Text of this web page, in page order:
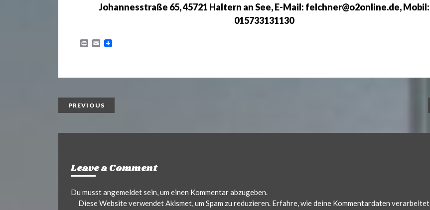
Johannesstraße 65, 45721 Haltern an See, E-Mail: felchner@o2online.de, Mobil:
015733131130
E
PREVIOUS
Leave a Comment
Du musstangemeldetsein, um einen Kommentar abzugeben.
Diese Website verwendet Akismet, um Spam zu reduzieren. Erfahre, wie deine Kommentardaten verarbeitet